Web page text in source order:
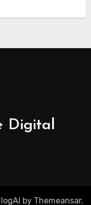
Digital
by Themeansar.